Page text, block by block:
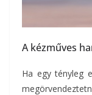
A kézműves
Ha egy tényleg